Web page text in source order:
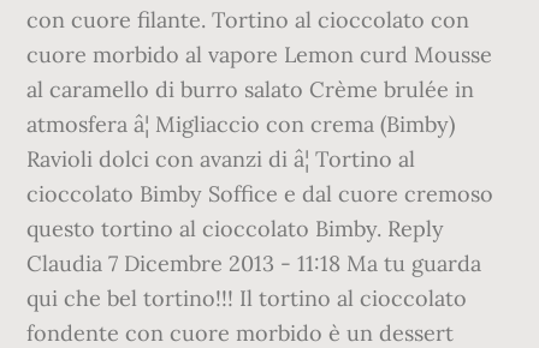
con cuore filante. Tortino al cioccolato con
cuore morbido al vapore Lemon curd Mousse
al caramello di burro salato Crème brulée in
atmosfera â¦ Migliaccio con crema (Bimby)
Ravioli dolci con avanzi di â¦ Tortino al
cioccolato Bimby Soffice e dal cuore cremoso
questo tortino al cioccolato Bimby. Reply
Claudia 7 Dicembre 2013 - 11:18 Ma tu guarda
qui che bel tortino!!! Il tortino al cioccolato
fondente con cuore morbido è un dessert